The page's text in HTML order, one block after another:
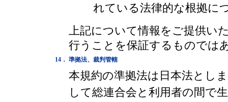
れている法律的な根拠に
上記について情報をご提供い
行うことを保証するものでは
14． 準拠法、裁判管轄
本規約の準拠法は日本法とし
して総連合会と利用者の間で